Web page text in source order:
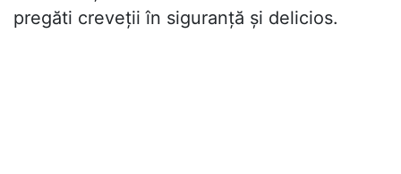
pregăti creveții în siguranță și delicios.